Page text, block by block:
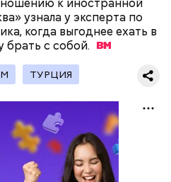
к иностранной
узнала у эксперта по
когда выгоднее ехать в
брать с собой.
ТУРЦИЯ
с промышленными
могут накапливать в
на человека. Нужно вести
увидели дикого
академик.